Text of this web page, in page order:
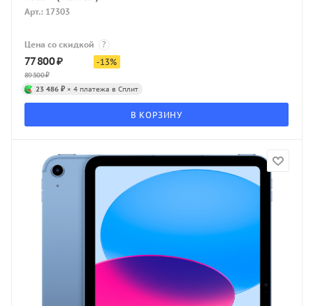
Арт.: 17303
Цена со скидкой ?
77 800₽
89 500₽
-13%
23 486 ₽ × 4 платежа в Сплит
В КОРЗИНУ